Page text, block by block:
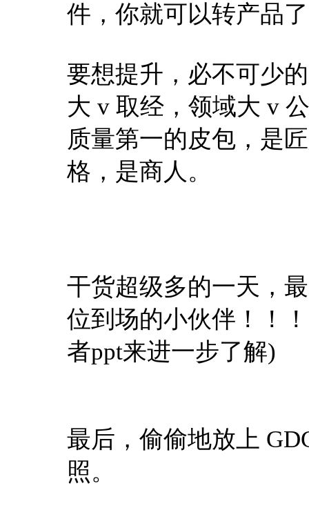
件，你就可以转产品
要想提升，必不可少
大 v 取经，领域大 v
质量第一的皮包，是
格，是商人。
干货超级多的一天，
位到场的小伙伴！！
者ppt来进一步了解)
最后，偷偷地放上
照。